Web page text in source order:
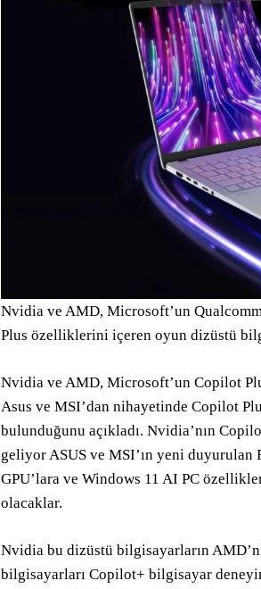
Nvidia ve AMD, Microsoft’un
Plus özelliklerini içeren oyun dizüstü
Nvidia ve AMD, Microsoft’un Copilot
Asus ve MSI’dan nihayetinde Copilot
bulunduğunu açıkladı. Nvidia’nın
geliyor ASUS ve MSI’ın yeni duyurulan
GPU’lara ve Windows 11 AI PC
olacaklar.
Nvidia bu dizüstü bilgisayarların
bilgisayarları Copilot+ bilgisayar